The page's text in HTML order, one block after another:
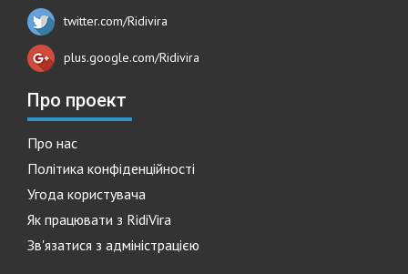
twitter.com/Ridivira
plus.google.com/Ridivira
Про проект
Про нас
Політика конфіденційності
Угода користувача
Як працювати з RidiVira
Зв'язатися з адміністрацією